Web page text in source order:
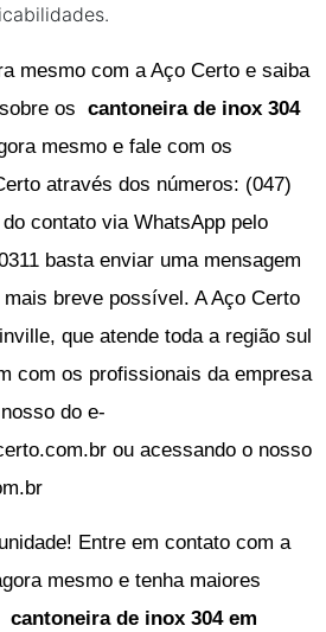
mesmo com a Aço Certo e saiba
os cantoneira de inox 304
mesmo e fale com os
através dos números: (047)
contato via WhatsApp pelo
basta enviar uma mensagem
breve possível. A Aço Certo
que atende toda a região sul
com os profissionais da empresa
do e-
ou acessando o nosso
Entre em contato com a
mesmo e tenha maiores
cantoneira de inox 304 em